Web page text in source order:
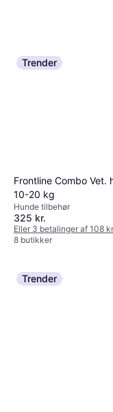
Frontline Homegard
Trender
Frontline Combo Vet.
10-20 kg
Hunde tilbehør
325 kr.
Eller 3 betalinger af 108
8 butikker
Trender